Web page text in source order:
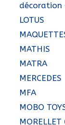
LOTUS
MATHIS
MATRA
MERCEDES
MFA
MOBO
MORELLET